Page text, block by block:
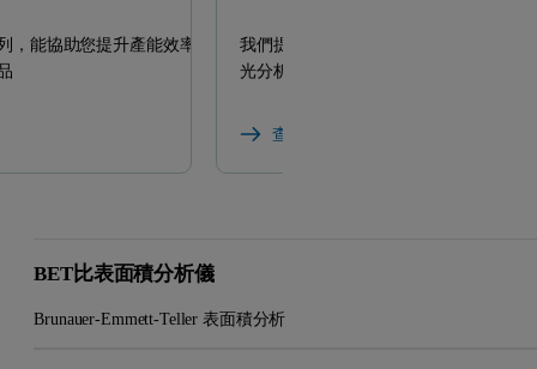
，能協助您提升產能效率，
我們提供多款可用於元素分析與厚膜材
光分析儀以及相關產品
查看 XRF 分析儀
BET比表面積分析儀
Brunauer-Emmett-Teller 表面積分析